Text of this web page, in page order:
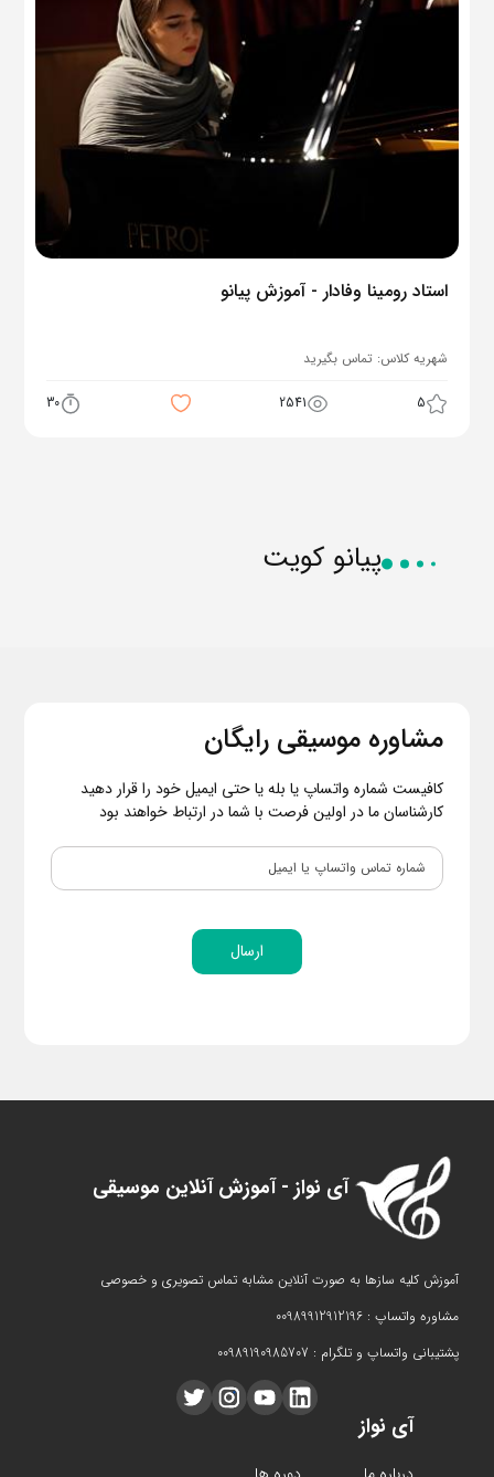
استاد رومینا وفادار - آموزش پیانو
شهریه کلاس: تماس بگیرید
5
2541
30
پیانو کویت
مشاوره موسیقی رایگان
کافیست شماره واتساپ یا بله یا حتی ایمیل خود را قرار دهید
کارشناسان ما در اولین فرصت با شما در ارتباط خواهند بود
ارسال
آی نواز - آموزش آنلاین موسیقی
آموزش کلیه سازها به صورت آنلاین مشابه تماس تصویری و خصوصی
مشاوره واتساپ : 00989912912196
پشتیبانی واتساپ و تلگرام : 00989190985707
آی نواز